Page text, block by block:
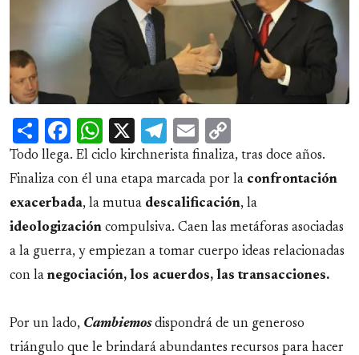
ShareFacebook
WhatsApp
X Telegram
Email
Link
Todo llega. El ciclo kirchnerista finaliza, tras doce años.
Finaliza con él una etapa marcada por la confrontación
exacerbada, la mutua descalificación, la
ideologización compulsiva. Caen las metáforas asociadas
a la guerra, y empiezan a tomar cuerpo ideas relacionadas
con la negociación, los acuerdos, las transacciones.
Por un lado, Cambiemosdispondrá de un generoso
triángulo que le brindará abundantes recursos para hacer